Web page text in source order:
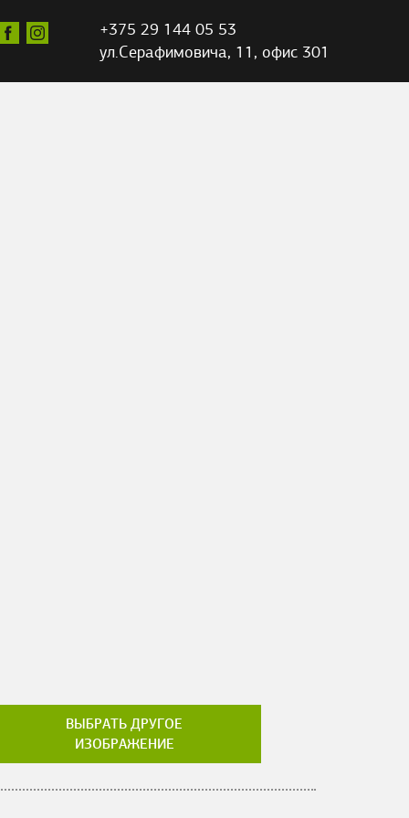
+375 29 144 05 53
ул.Серафимовича, 11, офис 301
ВЫБРАТЬ ДРУГОЕ
ИЗОБРАЖЕНИЕ